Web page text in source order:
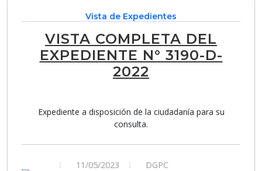
Vista de Expedientes
VISTA COMPLETA DEL
EXPEDIENTE N° 3190-D-
2022
Expediente a disposición de la ciudadanía para su
consulta.
11/05/2023
DGPC